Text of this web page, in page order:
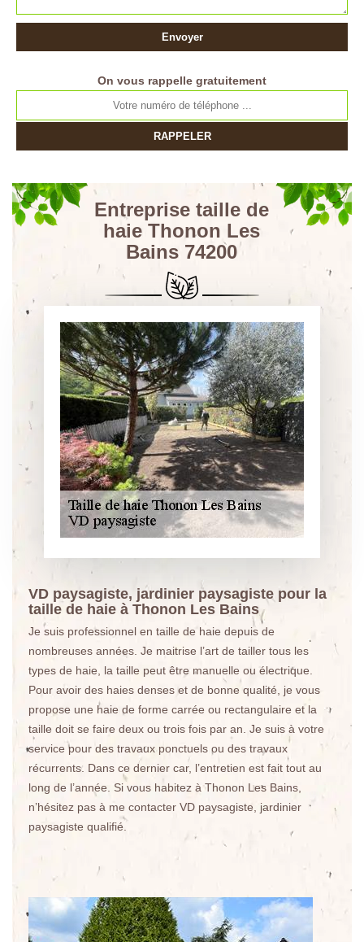
On vous rappelle gratuitement
Entreprise taille de
haie Thonon Les
Bains 74200
VD paysagiste, jardinier paysagiste pour la
taille de haie à Thonon Les Bains
Je suis professionnel en taille de haie depuis de
nombreuses années. Je maitrise l’art de tailler tous les
types de haie, la taille peut être manuelle ou électrique.
Pour avoir des haies denses et de bonne qualité, je vous
propose une haie de forme carrée ou rectangulaire et la
taille doit se faire deux ou trois fois par an. Je suis à votre
service pour des travaux ponctuels ou des travaux
récurrents. Dans ce dernier car, l’entretien est fait tout au
long de l’année. Si vous habitez à Thonon Les Bains,
n’hésitez pas à me contacter VD paysagiste, jardinier
paysagiste qualifié.